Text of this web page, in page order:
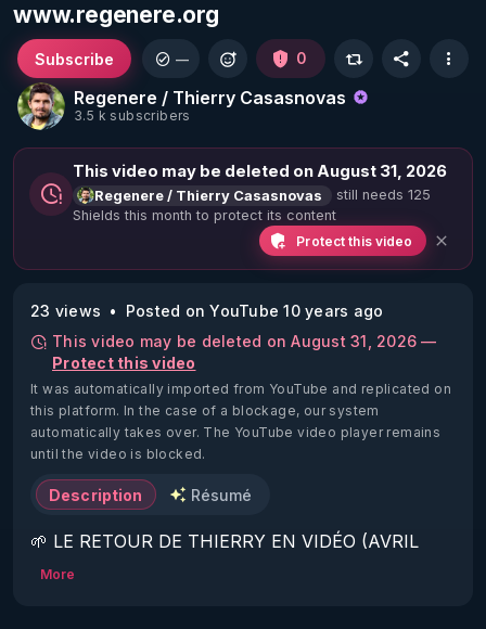
www.regenere.org
Regenere / Thierry Casasnovas
3.5 k subscribers
Subscribe — 0
This video may be deleted on August 31, 2026
Regenere / Thierry Casasnovas
still needs 125
Shields this month to protect its content
Protect this video
23 views
Posted on YouTube 10 years ago
This video may be deleted on August 31, 2026 —
Protect this video
It was automatically imported from YouTube and replicated on
this platform. In the case of a blockage, our system
automatically takes over. The YouTube video player remains
until the video is blocked.
Description Résumé
🌱 LE RETOUR DE THIERRY EN VIDÉO (AVRIL
2022)!
More